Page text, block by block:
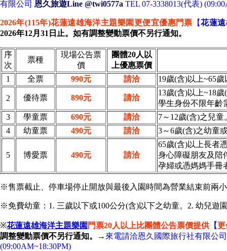
有限公司 恩久旅遊Line @twi0577a TEL 07-3338013(代表)
2026年(115年)花蓮遠雄海洋主題樂園更便宜優惠門票 【花蓮
2026年12月31日止。如有調整變動票價不另行通知。
序
次
票種
現場公告票
價
團體20人以
上優惠票價
1
全票 990元 請洽 19歲(含)以上~65
2 優待票 890元 請洽
13歲(含)以上~18
學生身份不限年齡
3
學童票 690元 請洽
7～12歲(含)之兒童
4
幼童票 490元 請洽 3～6歲(含)之幼童
5 博愛票 490元 請洽
65歲(含)以上長者
身心障礙朋友及陪
孕婦或憑媽媽手冊
※售票截止、停車場停止開放與最後入園時間為營業結束前兩
※免費幼童：1. 三歲以下或100公分(含)以下之幼童。2. 幼兒遊
※花蓮遠雄海洋主題樂園 門票20人以上 比團體公告票價提供【更
調整變動票價不另行通知。
→來電請洽恩久國際旅行社有限公司
(09:00AM~18:30PM)